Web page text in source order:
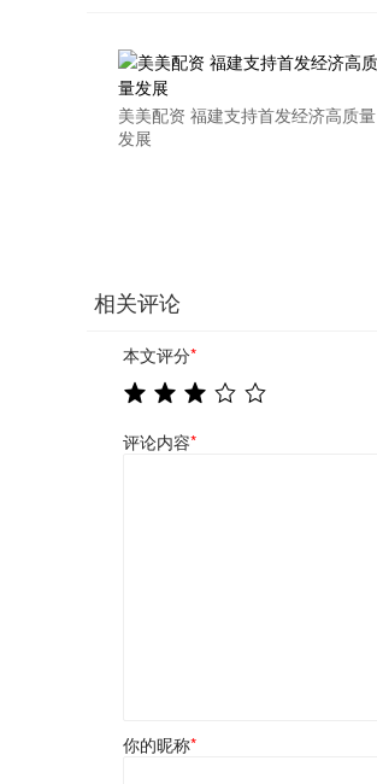
美美配资 福建支持首发经济高质量
发展
相关评论
本文评分*
评论内容*
你的昵称*